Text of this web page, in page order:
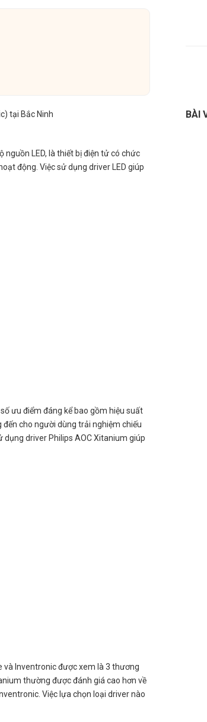
tại Bắc Ninh
nguồn LED, là thiết bị điện tử có chức
động. Việc sử dụng driver LED giúp
ưu điểm đáng kể bao gồm hiệu suất
cho người dùng trải nghiệm chiếu
dụng driver Philips AOC Xitanium giúp
và Inventronic được xem là 3 thương
thường được đánh giá cao hơn về
Việc lựa chọn loại driver nào
BÀI